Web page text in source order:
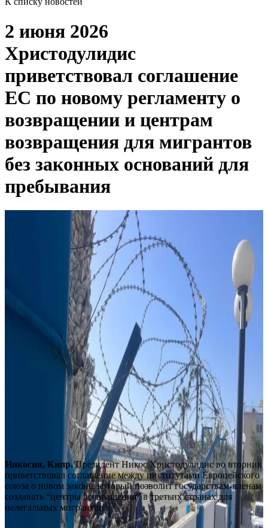
2 июня 2026
Христодулидис
приветствовал соглашение
ЕС по новому регламенту о
возвращении и центрам
возвращения для мигрантов
без законных оснований для
пребывания
Никосия, Кипр.Президент Никос Христодулидис во вторник
приветствовал соглашение между институтами Европейского
союза о новом законе, который позволит государствам-членам
создавать “центры возвращения” в третьих странах для
нелегальных мигрантов.